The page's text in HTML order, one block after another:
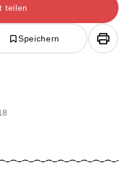
teilen
Speichern